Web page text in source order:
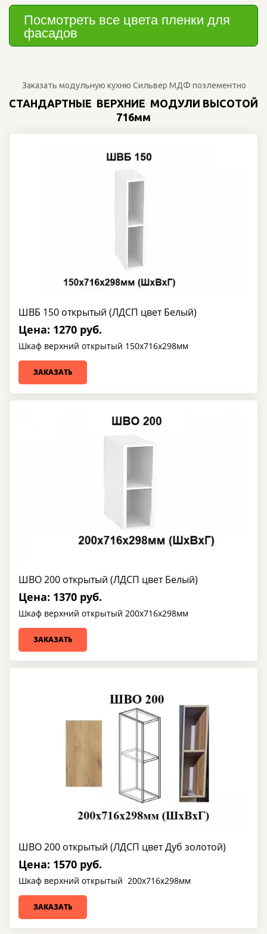
Посмотреть все цвета пленки для
фасадов
Заказать модульную кухню Сильвер МДФ поэлементно
СТАНДАРТНЫЕ  ВЕРХНИЕ  МОДУЛИ ВЫСОТОЙ
716мм
ШВБ 150 открытый (ЛДСП цвет Белый)
Цена: 1270 руб.
Шкаф верхний открытый 150х716х298мм
ЗАКАЗАТЬ
ШВО 200 открытый (ЛДСП цвет Белый)
Цена: 1370 руб.
Шкаф верхний открытый 200х716х298мм
ЗАКАЗАТЬ
ШВО 200 открытый (ЛДСП цвет Дуб золотой)
Цена: 1570 руб.
Шкаф верхний открытый 200х716х298мм
ЗАКАЗАТЬ